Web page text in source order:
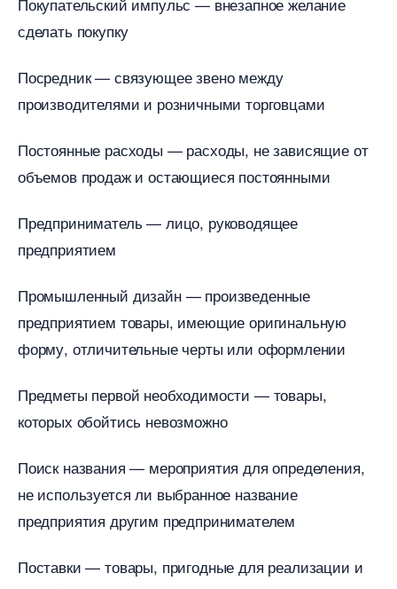
сделать покупку
Посредник — связующее звено между
производителями и розничными торговцами
Постоянные расходы — расходы, не зависящие от
объемов продаж и остающиеся постоянными
Предприниматель — лицо, руководящее
предприятием
Промышленный дизайн — произведенные
предприятием товары, имеющие оригинальную
форму, отличительные черты или оформлении
Предметы первой необходимости — товары,
которых обойтись невозможно
Поиск названия — мероприятия для определения,
не используется ли выбранное название
предприятия другим предпринимателем
Поставки — товары, пригодные для реализации и